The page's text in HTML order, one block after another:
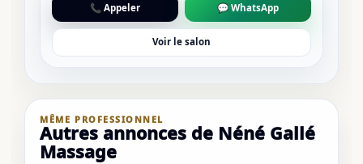
📞 Appeler 💬 WhatsApp
Voir le salon
MÊME PROFESSIONNEL
Autres annonces de Néné Gallé
Massage